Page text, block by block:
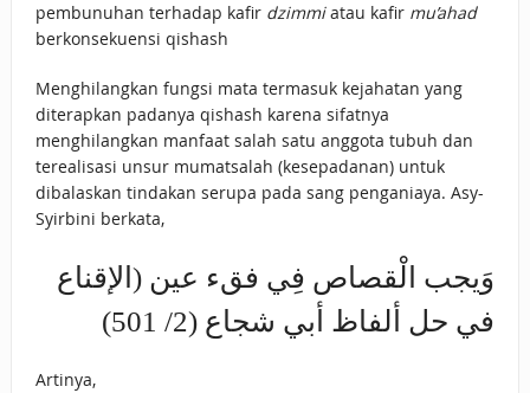
pembunuhan terhadap kafir dzimmiatau kafir mu’ahad
berkonsekuensi qishash
Menghilangkan fungsi mata termasuk kejahatan yang
diterapkan padanya qishash karena sifatnya
menghilangkan manfaat salah satu anggota tubuh dan
terealisasi unsur mumatsalah (kesepadanan) untuk
dibalaskan tindakan serupa pada sang penganiaya. Asy-
Syirbini berkata,
وَيجب الْقصاص فِي فقء عين (الإقناع
في حل ألفاظ أبي شجاع (2/ 501)
Artinya,